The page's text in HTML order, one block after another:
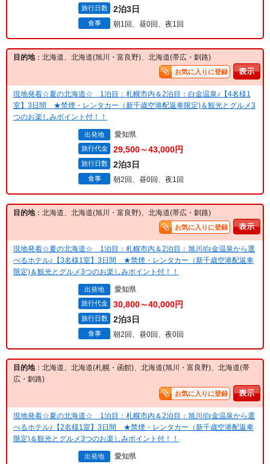
旅行日数 2泊3日
食事 朝1回、昼0回、夜1回
目的地：北海道、北海道(旭川・富良野)、北海道(帯広・釧路)
お気に入りに登録
現地発着☆夏の北海道☆ 1泊目：札幌市内＆2泊目：白金温泉♪【4名様1
室】3日間 ★禁煙・レンタカー（新千歳空港配返車限定)＆観光とグルメ3
つのお楽しみポイント付！！
出発地 愛知県
旅行代金 29,500～43,000円
旅行日数 2泊3日
食事 朝2回、昼0回、夜1回
目的地：北海道、北海道(旭川・富良野)、北海道(帯広・釧路)
お気に入りに登録
現地発着☆夏の北海道☆ 1泊目：札幌市内＆2泊目：旭川/白金温泉から選
べるホテル♪【3名様1室】3日間 ★禁煙・レンタカー（新千歳空港配返車
限定)＆観光とグルメ3つのお楽しみポイント付！！
出発地 愛知県
旅行代金 30,800～40,000円
旅行日数 2泊3日
食事 朝2回、昼0回、夜0回
目的地：北海道、北海道(札幌・函館)、北海道(旭川・富良野)、北海道(帯
広・釧路)
お気に入りに登録
現地発着☆夏の北海道☆ 1泊目：札幌市内＆2泊目：旭川/白金温泉から選
べるホテル♪【2名様1室】3日間 ★禁煙・レンタカー（新千歳空港配返車
限定)＆観光とグルメ3つのお楽しみポイント付！！
出発地 愛知県